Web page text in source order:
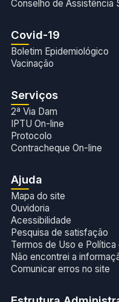
Conselho de Assistência
Covid-19
Boletim Epidemiológico
Vacinação
Serviços
2ª Via Dam
IPTU On-line
Protocolo
Contracheque On-line
Ajuda
Mapa do site
Ouvidoria
Acessibilidade
Pesquisa de satisfação
Termos de Uso e
Não encontrei a
Comunicar erros no site